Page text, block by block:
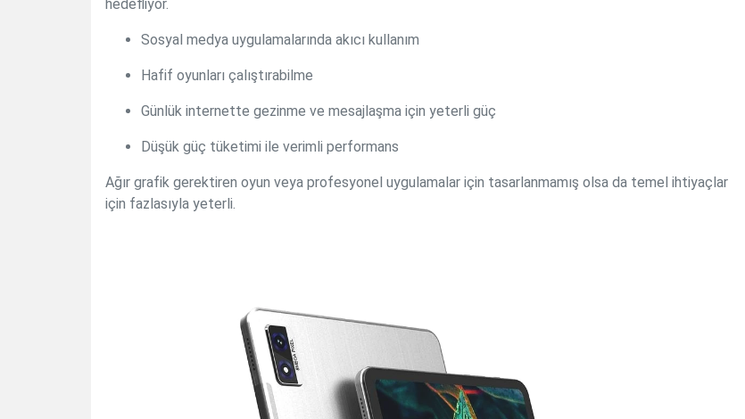
hedefliyor.
Sosyal medya uygulamalarında akıcı kullanım
Hafif oyunları çalıştırabilme
Günlük internette gezinme ve mesajlaşma için yeterli güç
Düşük güç tüketimi ile verimli performans
Ağır grafik gerektiren oyun veya profesyonel uygulamalar için tasarlanmamış olsa da temel ihtiyaçlar
için fazlasıyla yeterli.